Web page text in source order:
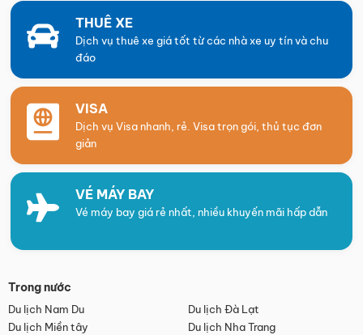
THUÊ XE
Dịch vụ thuê xe giá tốt từ các nhà xe uy tín và chu
đáo
VISA
Dịch vụ Visa nhanh, rẻ. Visa trọn gói, thủ tục đơn
giản
VÉ MÁY BAY
Vé máy bay giá rẻ nhất, nhiều khuyến mãi hấp dẫn
Trong nước
Du lịch Nam Du
Du lịch Đà Lạt
Du lịch Miền tây
Du lịch Nha Trang